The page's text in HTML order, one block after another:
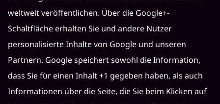
weltweit veröffentlichen. Über die Google+-
Schaltfläche erhalten Sie und andere Nutzer
personalisierte Inhalte von Google und unseren
Partnern. Google speichert sowohl die Information,
dass Sie für einen Inhalt +1 gegeben haben, als auch
Informationen über die Seite, die Sie beim Klicken auf